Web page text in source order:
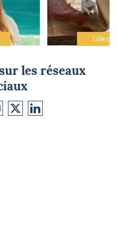
Gilles
les réseaux